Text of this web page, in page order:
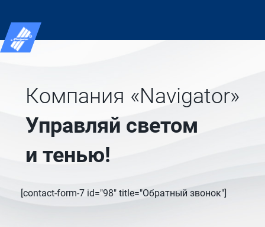
Компания «Navigator»
Управляй светом
и тенью!
[contact-form-7 id="98" title="Обратный звонок"]